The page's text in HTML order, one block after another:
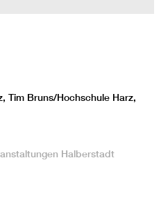
Tim Bruns/Hochschule Harz,
Halberstadt